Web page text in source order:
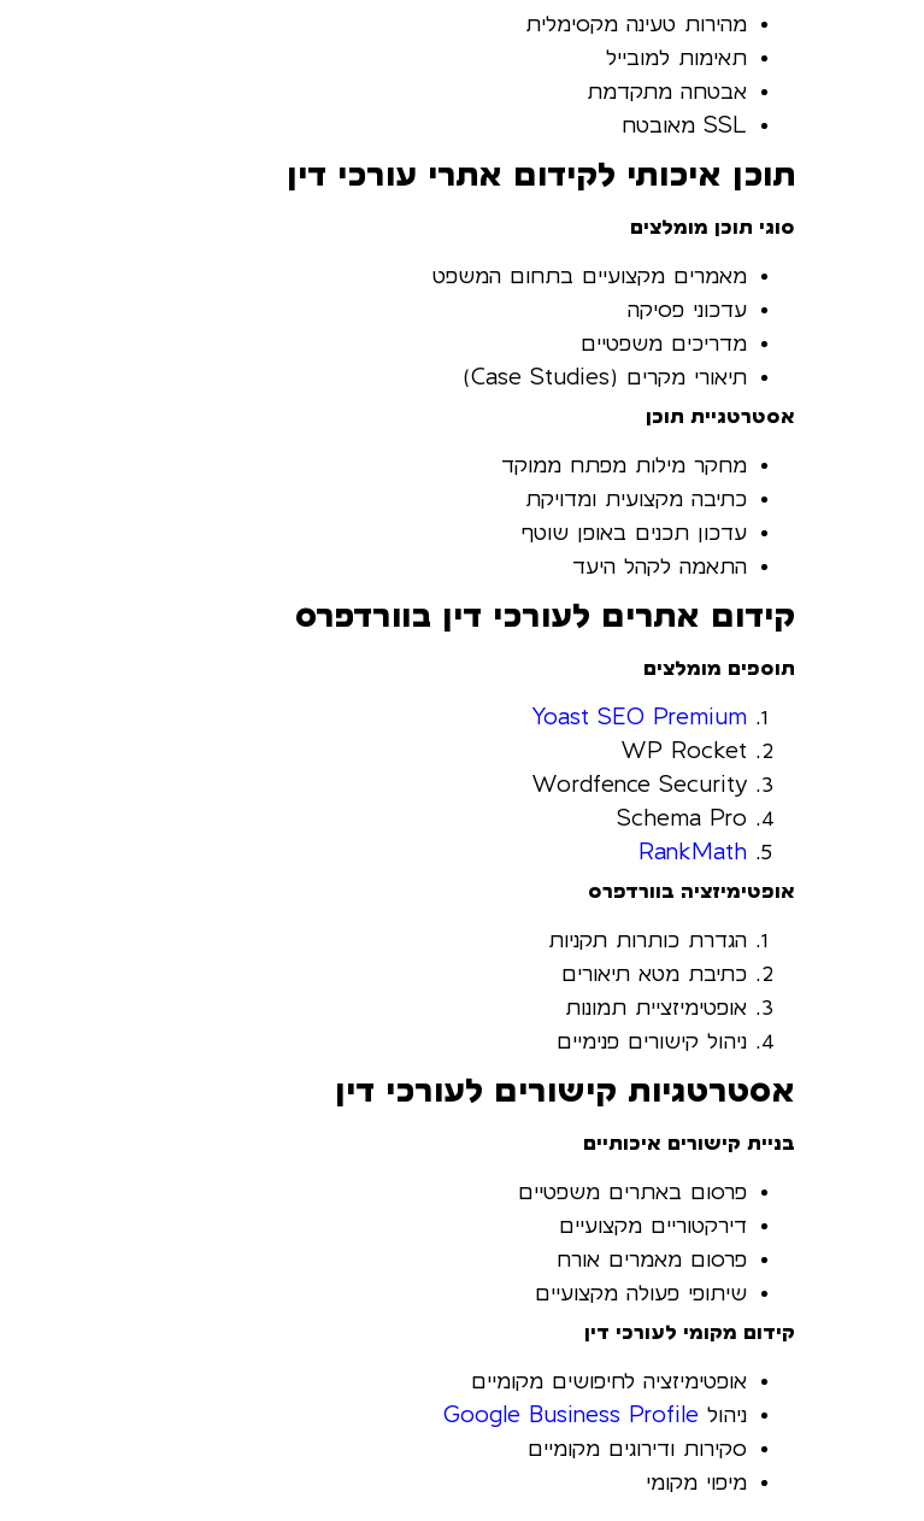
מהירות טעינה מקסימלית
תאימות למובייל
אבטחה מתקדמת
SSL מאובטח
תוכן איכותי לקידום אתרי עורכי דין
סוגי תוכן מומלצים
מאמרים מקצועיים בתחום המשפט
עדכוני פסיקה
מדריכים משפטיים
תיאורי מקרים (Case Studies)
אסטרטגיית תוכן
מחקר מילות מפתח ממוקד
כתיבה מקצועית ומדויקת
עדכון תכנים באופן שוטף
התאמה לקהל היעד
קידום אתרים לעורכי דין בוורדפרס
תוספים מומלצים
Yoast SEO Premium
WP Rocket
Wordfence Security
Schema Pro
RankMath
אופטימיזציה בוורדפרס
הגדרת כותרות תקניות
כתיבת מטא תיאורים
אופטימיזציית תמונות
ניהול קישורים פנימיים
אסטרטגיות קישורים לעורכי דין
בניית קישורים איכותיים
פרסום באתרים משפטיים
דירקטוריים מקצועיים
פרסום מאמרים אורח
שיתופי פעולה מקצועיים
קידום מקומי לעורכי דין
אופטימיזציה לחיפושים מקומיים
ניהול Google Business Profile
סקירות ודירוגים מקומיים
מיפוי מקומי